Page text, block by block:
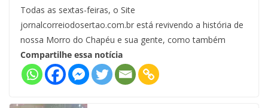
Todas as sextas-feiras, o Site
jornalcorreiodosertao.com.br está revivendo a história de
nossa Morro do Chapéu e sua gente, como também
Compartilhe essa notícia